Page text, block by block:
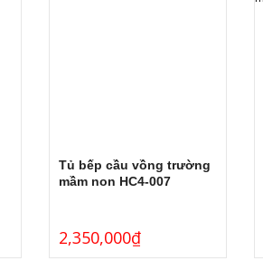
Tủ bếp cầu vồng trường
mầm non HC4-007
2,350,000₫